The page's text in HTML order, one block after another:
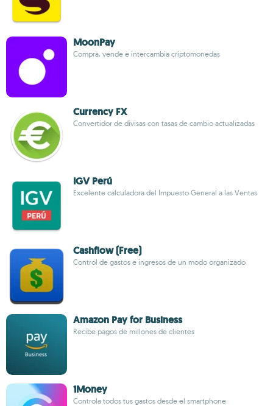
MoonPay
Compra, vende e intercambia criptomonedas
Currency FX
Convertidor de divisas con tasas de cambio actualizadas
IGV Perú
Excelente calculadora del Impuesto General a las Ventas
Cashflow (Free)
Control de gastos e ingresos de un modo organizado
Amazon Pay for Business
Recibe pagos de millones de clientes
1Money
Controla todos tus gastos desde el smartphone